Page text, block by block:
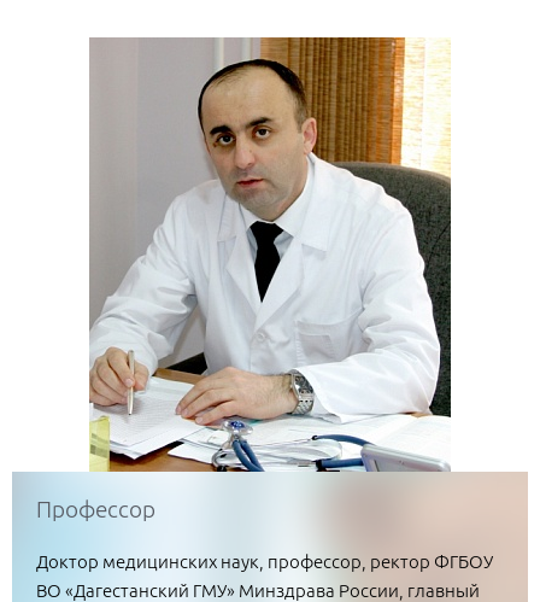
Профессор
Доктор медицинских наук, профессор, ректор ФГБОУ
ВО «Дагестанский ГМУ» Минздрава России, главный